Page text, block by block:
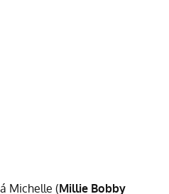
Michelle (Millie Bobby